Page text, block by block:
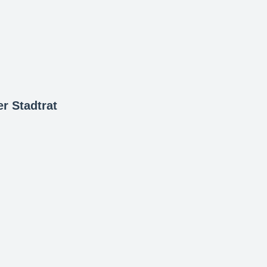
Stadtrat